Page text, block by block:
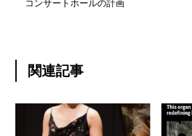
コンサートホールの計画
関連記事